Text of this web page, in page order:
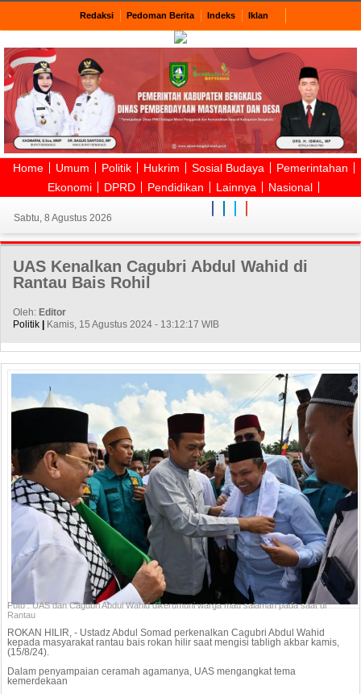
Redaksi Pedoman Berita Indeks Iklan
Home Umum Politik Hukrim Sosial Budaya
Pemerintahan
Ekonomi
DPRD Pendidikan Lainnya Nasional
Sabtu, 8 Agustus 2026
UAS Kenalkan Cagubri Abdul Wahid di
Rantau Bais Rohil
Oleh: Editor
Politik
Kamis, 15 Agustus 2024 - 13:12:17 WIB
Foto : UAS dan Cagubri Abdul Wahid dikerumuni warga mau salaman pada saat di
Rantau
ROKAN HILIR, - Ustadz Abdul Somad perkenalkan Cagubri Abdul Wahid
kepada masyarakat rantau bais rokan hilir saat mengisi tabligh akbar kamis,
(15/8/24).
Dalam penyampaian ceramah agamanya, UAS mengangkat tema
kemerdekaan